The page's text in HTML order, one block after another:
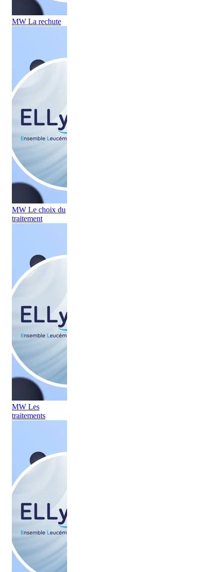
MW La rechute
MW Le choix du
traitement
MW Les
traitements